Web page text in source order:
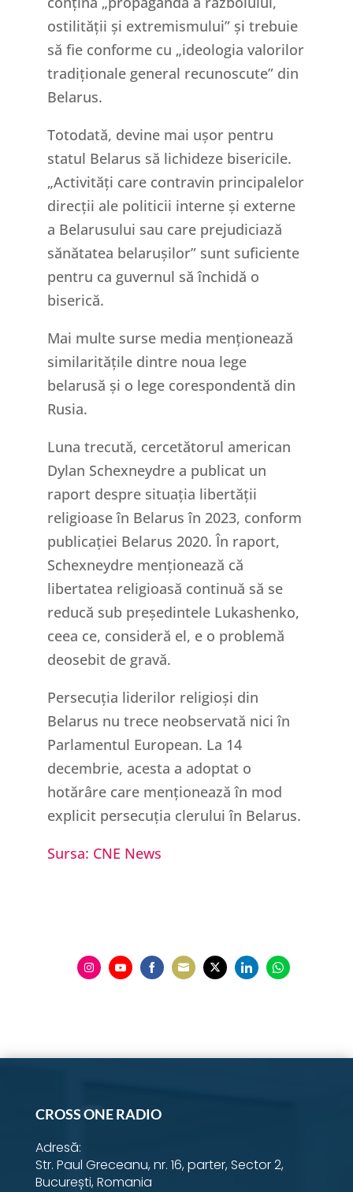
ostilității și extremismului” și trebuie
să fie conforme cu „ideologia valorilor
tradiționale general recunoscute” din
Belarus.
Totodată, devine mai ușor pentru
statul Belarus să lichideze bisericile.
„Activități care contravin principalelor
direcții ale politicii interne și externe
a Belarusului sau care prejudiciază
sănătatea belarușilor” sunt suficiente
pentru ca guvernul să închidă o
biserică.
Mai multe surse media menționează
similaritățile dintre noua lege
belarusă și o lege corespondentă din
Rusia.
Luna trecută, cercetătorul american
Dylan Schexneydre a publicat un
raport despre situația libertății
religioase în Belarus în 2023, conform
publicației Belarus 2020. În raport,
Schexneydre menționează că
libertatea religioasă continuă să se
reducă sub președintele Lukashenko,
ceea ce, consideră el, e o problemă
deosebit de gravă.
Persecuția liderilor religioși din
Belarus nu trece neobservată nici în
Parlamentul European. La 14
decembrie, acesta a adoptat o
hotărâre care menționează în mod
explicit persecuția clerului în Belarus.
Sursa: CNE News
CROSS ONE RADIO
Adresă:
Str. Paul Greceanu, nr. 16, parter, Sector 2,
București, Romania